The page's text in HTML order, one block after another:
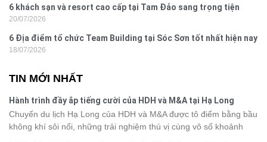
6 khách sạn và resort cao cấp tại Tam Đảo sang trọng tiện
nghi
20/07/2026
6 Địa điểm tổ chức Team Building tại Sóc Sơn tốt nhất hiện nay
18/07/2026
TIN MỚI NHẤT
Hành trình đầy ắp tiếng cười của HDH và M&A tại Hạ Long
Chuyến du lịch Hạ Long của HDH và M&A được tô điểm bằng bầu
không khí sôi nổi, những trải nghiệm thú vị cùng vô số khoảnh